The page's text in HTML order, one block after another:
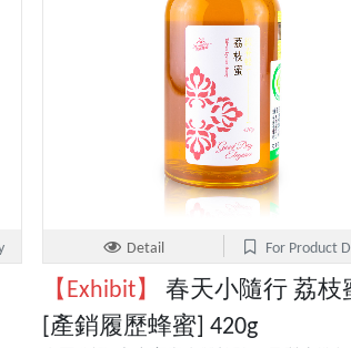
Detail For Product
【Exhibit】
春天小隨行 荔枝
[產銷履歷蜂蜜] 420g